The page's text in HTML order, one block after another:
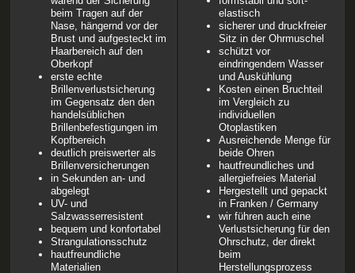
beim Tragen auf der
Nase, hängernd vor der
Brust und aufgesteckt im
Haarbereich auf den
Oberkopf
erste echte
Brillenverlustsicherung
im Gegensatz den den
handelsüblichen
Brillenbefestigungen im
Kopfbereich
deutlich preiswerter als
Brillenversicherungen
in Sekunden an- und
abgelegt
UV- und
Salzwasserresistent
bequem und konfortabel
Strangulationsschutz
hautfreundliche
Materialien
elastisch
sicherer und druckfreier
Sitz in der Ohrmuschel
schützt vor
eindringendem Wasser
und Auskühlung
Kosten einen Bruchteil
im Vergleich zu
individuellen
Otoplastiken
Ausreichende Menge für
beide Ohren
hautfreundliches und
allergiefreies Material
Hergestellt und gepackt
in Franken / Germany
wir führen auch eine
Verlustsicherung für den
Ohrschutz, der direkt
beim
Herstellungsprozess